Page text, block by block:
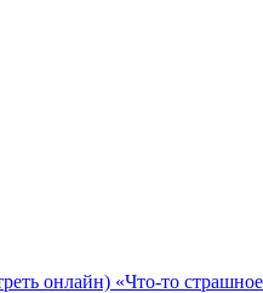
онлайн) «Что-то